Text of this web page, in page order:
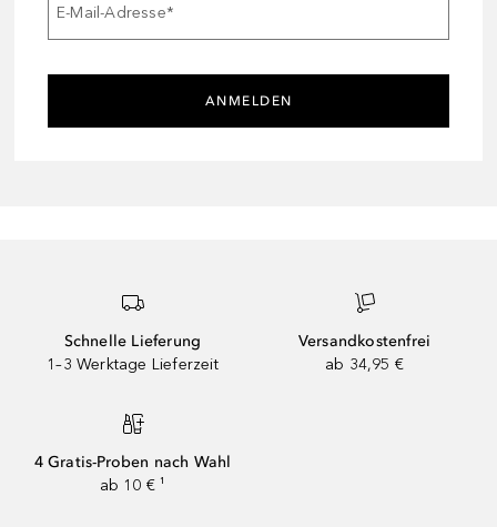
E-Mail-Adresse*
ANMELDEN
Schnelle Lieferung
1–3 Werktage Lieferzeit
Versandkostenfrei
ab 34,95 €
4 Gratis-Proben nach Wahl
ab 10 € ¹